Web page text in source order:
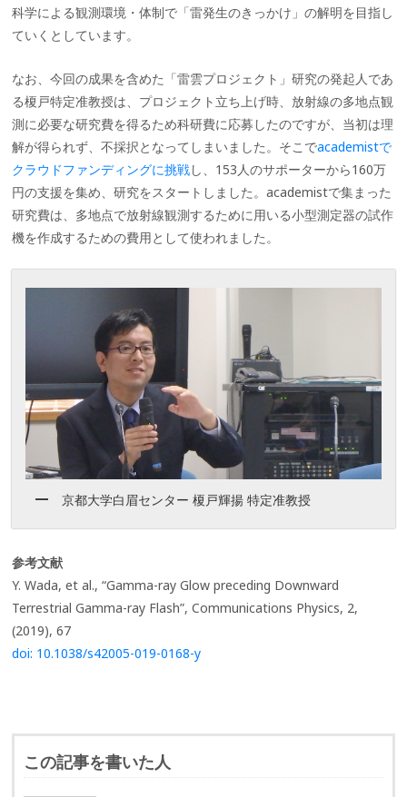
科学による観測環境・体制で「雷発生のきっかけ」の解明を目指し
ていくとしています。
なお、今回の成果を含めた「雷雲プロジェクト」研究の発起人であ
る榎戸特定准教授は、プロジェクト立ち上げ時、放射線の多地点観
測に必要な研究費を得るため科研費に応募したのですが、当初は理
解が得られず、不採択となってしまいました。そこでacademistで
クラウドファンディングに挑戦し、153人のサポーターから160万
円の支援を集め、研究をスタートしました。academistで集まった
研究費は、多地点で放射線観測するために用いる小型測定器の試作
機を作成するための費用として使われました。
京都大学白眉センター 榎戸輝揚 特定准教授
参考文献
Y. Wada, et al., “Gamma-ray Glow preceding Downward
Terrestrial Gamma-ray Flash”, Communications Physics, 2,
(2019), 67
doi: 10.1038/s42005-019-0168-y
この記事を書いた人